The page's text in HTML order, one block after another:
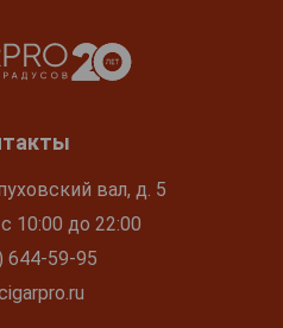
вал, д. 5
10:00 до 22:00
644-59-95